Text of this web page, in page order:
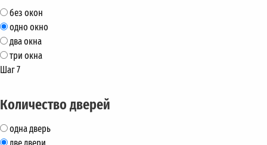
без окон
одно окно
два окна
три окна
Шаг 7
Количество дверей
одна дверь